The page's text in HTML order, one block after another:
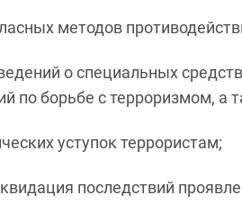
методов
о специальных
по борьбе с терроризмом, а
уступок террористам;
последствий